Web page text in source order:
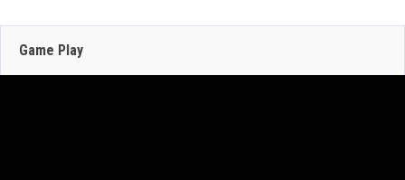
actualiza RTX Remix 1.5
304 Views
Game Play